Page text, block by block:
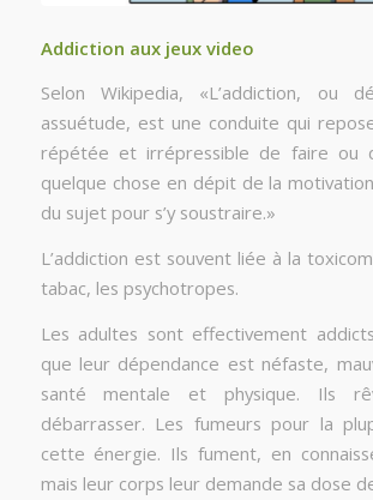
Addiction aux jeux video
Selon Wikipedia, «L’addiction, ou
assuétude, est une conduite qui
répétée et irrépressible de faire ou
quelque chose en dépit de la
du sujet pour s’y soustraire.»
L’addiction est souvent liée à la
tabac, les psychotropes.
Les adultes sont effectivement
que leur dépendance est néfaste,
santé mentale et physique. Ils
débarrasser. Les fumeurs pour la
cette énergie. Ils fument, en
mais leur corps leur demande sa dose